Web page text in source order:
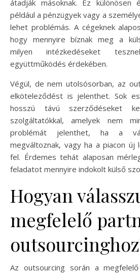
átadják másoknak. Ez különösen
például a pénzügyek vagy a
lehet problémás. A cégeknek
hogy mennyire bíznak meg a
milyen intézkedéseket
együttműködés érdekében.
Végül, de nem utolsósorban, az
elköteleződést is jelenthet. Sok
hosszú távú szerződéseket
szolgáltatókkal, amelyek nem
problémát jelenthet, ha a
megváltoznak, vagy ha a piacon új
fel. Érdemes tehát alaposan
feladatot mennyire indokolt külső
Hogyan
megfelelő
Az outsourcing során a